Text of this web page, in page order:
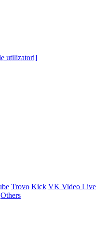
utilizatori]
Trovo Kick VK Video Live
Others